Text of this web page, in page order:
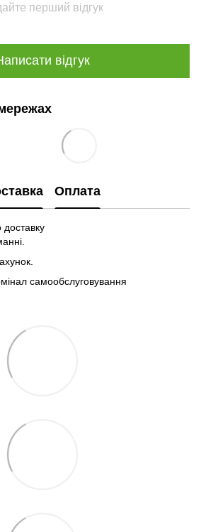
перший відгук
відгук
Оплата
доставку
самообслуговування